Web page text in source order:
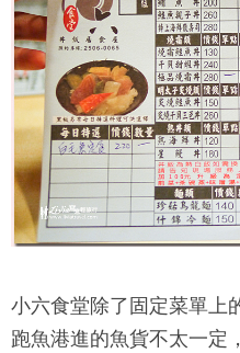
小六食堂除了固定菜單上
跑魚港進的魚貨不太一定，